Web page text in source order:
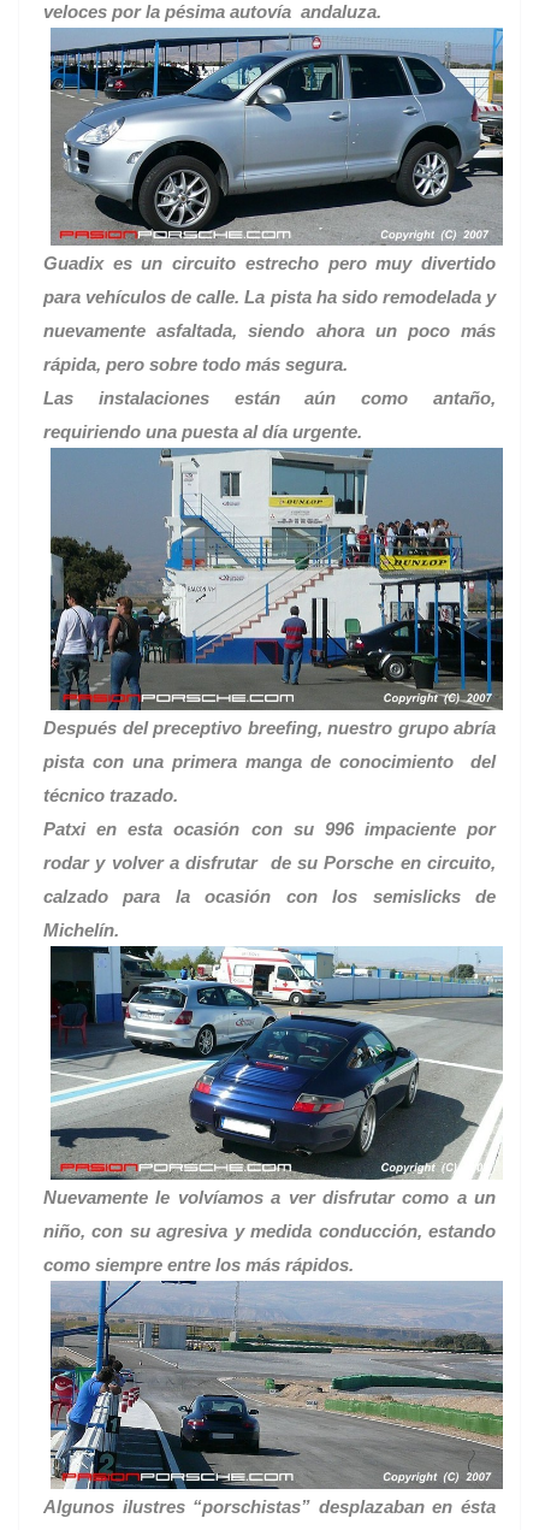
veloces por la pésima autovía andaluza.
Guadix es un circuito estrecho pero muy divertido
para vehículos de calle. La pista ha sido remodelada y
nuevamente asfaltada, siendo ahora un poco más
rápida, pero sobre todo más segura.
Las instalaciones están aún como antaño,
requiriendo una puesta al día urgente.
Después del preceptivo breefing, nuestro grupo abría
pista con una primera manga de conocimiento del
técnico trazado.
Patxi en esta ocasión con su 996 impaciente por
rodar y volver a disfrutar de su Porsche en circuito,
calzado para la ocasión con los semislicks de
Michelín.
Nuevamente le volvíamos a ver disfrutar como a un
niño, con su agresiva y medida conducción, estando
como siempre entre los más rápidos.
Algunos ilustres “porschistas” desplazaban en ésta